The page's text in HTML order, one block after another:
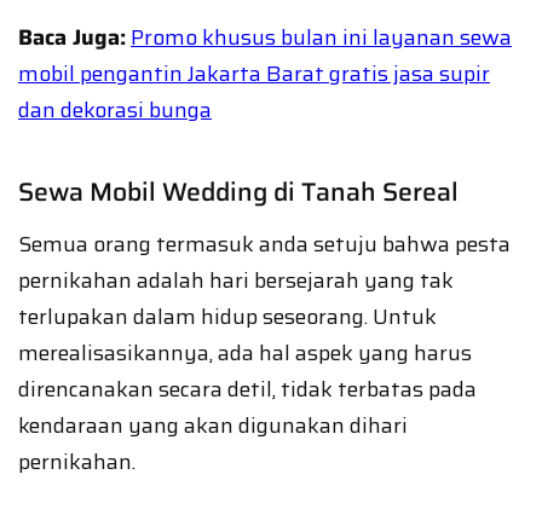
Baca Juga:Promo khusus bulan ini layanan sewa
mobil pengantin Jakarta Barat gratis jasa supir
dan dekorasi bunga
Sewa Mobil Wedding di Tanah Sereal
Semua orang termasuk anda setuju bahwa pesta
pernikahan adalah hari bersejarah yang tak
terlupakan dalam hidup seseorang. Untuk
merealisasikannya, ada hal aspek yang harus
direncanakan secara detil, tidak terbatas pada
kendaraan yang akan digunakan dihari
pernikahan.